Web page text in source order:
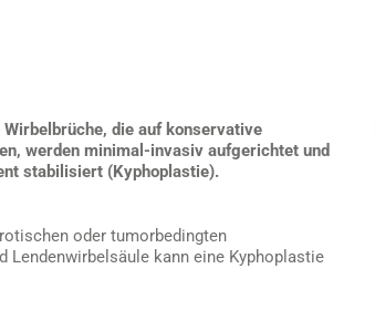
die auf konservative
werden minimal-invasiv aufgerichtet und
stabilisiert (Kyphoplastie).
oder tumorbedingten
Lendenwirbelsäule kann eine Kyphoplastie